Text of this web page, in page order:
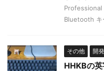
Professional
Bluetooth キ
その他 開
HHKBの